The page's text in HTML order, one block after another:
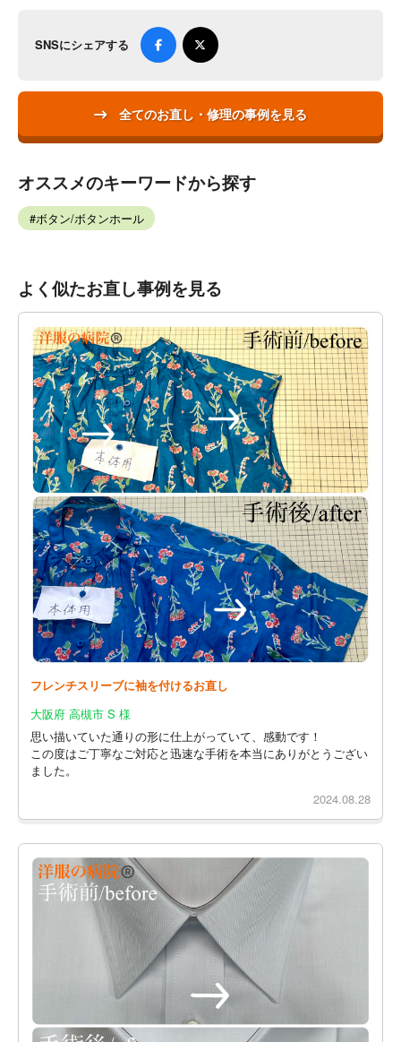
SNSにシェアする
全てのお直し・修理の事例を見る
オススメのキーワードから探す
ボタン/ボタンホール
よく似たお直し事例を見る
フレンチスリーブに袖を付けるお直し
大阪府 高槻市 S 様
思い描いていた通りの形に仕上がっていて、感動です！
この度はご丁寧なご対応と迅速な手術を本当にありがとうござい
ました。
2024.08.28